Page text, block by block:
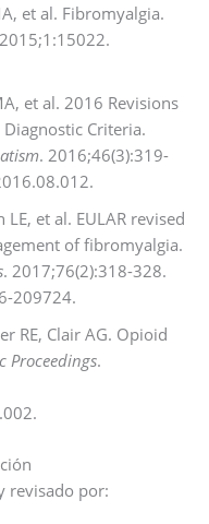
et al. Fibromyalgia.
et al. 2016 Revisions
Criteria.
. 2016;46(3):319-
LE, et al. EULAR revised
of fibromyalgia.
. 2017;76(2):318-328.
209724.
RE, Clair AG. Opioid
Proceedings.
revisado por: